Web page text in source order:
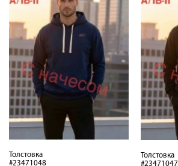
Толстовка
#23471048
Толстовка
#23471047